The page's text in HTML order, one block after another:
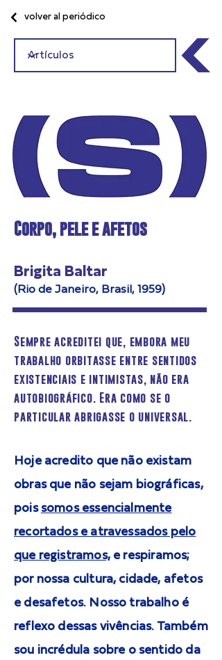
volver al periódico
Corpo, pele e afetos
Brigita Baltar
(Rio de Janeiro, Brasil, 1959)
Sempre acreditei que, embora meu
trabalho orbitasse entre sentidos
existenciais e intimistas, não era
autobiográfico. Era como se o
particular abrigasse o universal.
Hoje acredito que não existam
obras que não sejam biográficas,
pois somos essencialmente
recortados e atravessados pelo
que registramos,e respiramos;
por nossa cultura, cidade, afetos
e desafetos. Nosso trabalho é
reflexo dessas vivências. Também
sou incrédula sobre o sentido da